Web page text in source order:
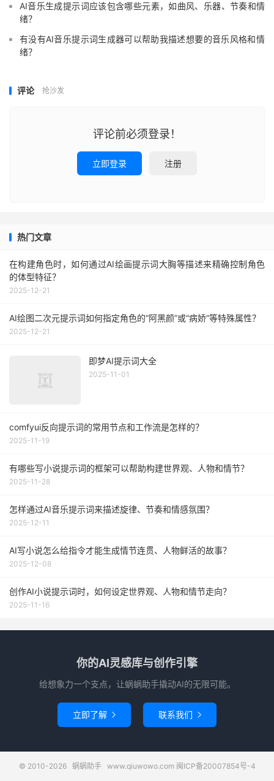
AI音乐生成提示词应该包含哪些元素，如曲风、乐器、节奏和情
绪？
有没有AI音乐提示词生成器可以帮助我描述想要的音乐风格和情
绪？
评论 抢沙发
评论前必须登录！
立即登录 注册
热门文章
在构建角色时，如何通过AI绘画提示词大胸等描述来精确控制角色
的体型特征？
2025-12-21
AI绘图二次元提示词如何指定角色的“阿黑颜”或“病娇”等特殊属性？
2025-12-21
即梦AI提示词大全
2025-11-01
comfyui反向提示词的常用节点和工作流是怎样的？
2025-11-19
有哪些写小说提示词的框架可以帮助构建世界观、人物和情节？
2025-11-28
怎样通过AI音乐提示词来描述旋律、节奏和情感氛围？
2025-12-11
AI写小说怎么给指令才能生成情节连贯、人物鲜活的故事？
2025-12-08
创作AI小说提示词时，如何设定世界观、人物和情节走向？
2025-11-16
你的AI灵感库与创作引擎
给想象力一个支点，让蜗蜗助手撬动AI的无限可能。
立即了解  联系我们 
© 2010-2026 蜗蜗助手www.qiuwowo.com 闽ICP备20007854号-4